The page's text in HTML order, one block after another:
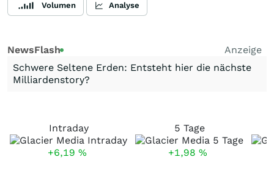
Volumen Analyse
NewsFlash
Anzeige
Schwere Seltene Erden: Entsteht hier die nächste
Milliardenstory?
Intraday
+6,19 %
5 Tage
+1,98 %